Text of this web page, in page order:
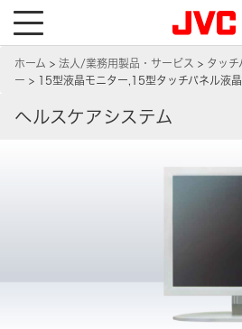
T
l
e
v
ホーム 法人/業務用製品・サービス
タッ
ー
15型液晶モニター,15型タッチパネル液
ヘルスケアシステム